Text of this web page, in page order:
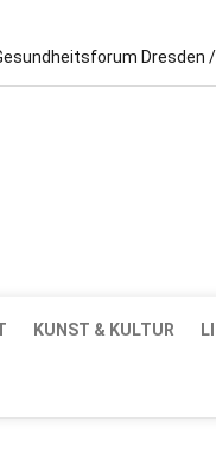
Dresden
KUNST & KULTUR